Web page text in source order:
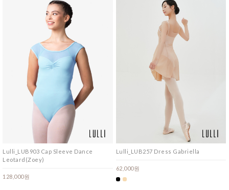
Lulli_LUB903 Cap Sleeve Dance
Leotard(Zoey)
128,000원
Lulli_LUB257 Dress Gabriella
62,000원